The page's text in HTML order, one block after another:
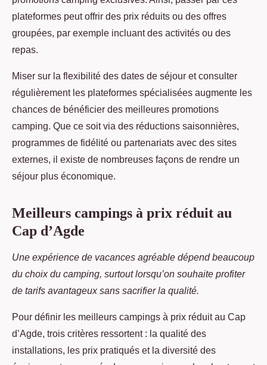
plateformes peut offrir des prix réduits ou des offres
groupées, par exemple incluant des activités ou des
repas.
Miser sur la flexibilité des dates de séjour et consulter
régulièrement les plateformes spécialisées augmente les
chances de bénéficier des meilleures promotions
camping. Que ce soit via des réductions saisonnières,
programmes de fidélité ou partenariats avec des sites
externes, il existe de nombreuses façons de rendre un
séjour plus économique.
Meilleurs campings à prix réduit au
Cap d’Agde
Une expérience de vacances agréable dépend beaucoup
du choix du camping, surtout lorsqu’on souhaite profiter
de tarifs avantageux sans sacrifier la qualité.
Pour définir les meilleurs campings à prix réduit au Cap
d’Agde, trois critères ressortent : la qualité des
installations, les prix pratiqués et la diversité des